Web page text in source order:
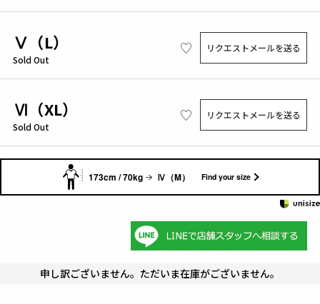
Ⅴ（L）
Sold Out
リクエストメールを送る
Ⅵ（XL）
Sold Out
リクエストメールを送る
173cm / 70kg Ⅳ（M） Find your size
申し訳ございません。ただいま在庫がございません。